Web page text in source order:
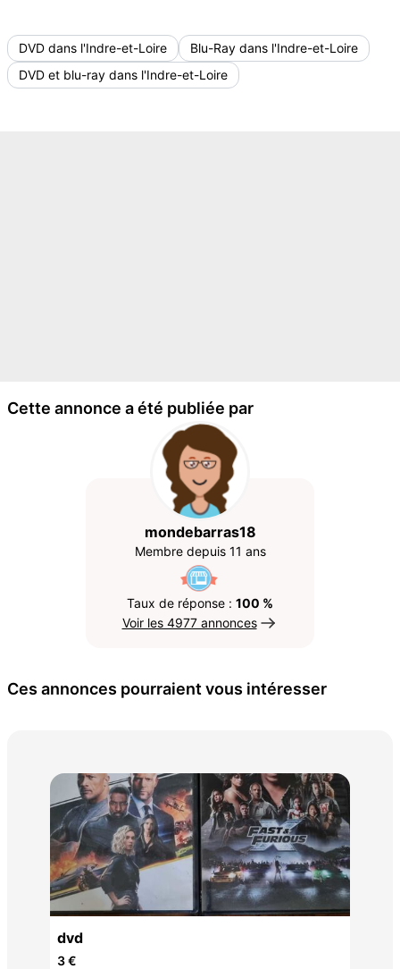
DVD dans l'Indre-et-Loire
Blu-Ray dans l'Indre-et-Loire
DVD et blu-ray dans l'Indre-et-Loire
Cette annonce a été publiée par
mondebarras18
Membre depuis 11 ans
Taux de réponse : 100 %
Voir les 4977 annonces
Ces annonces pourraient vous intéresser
dvd
3 €